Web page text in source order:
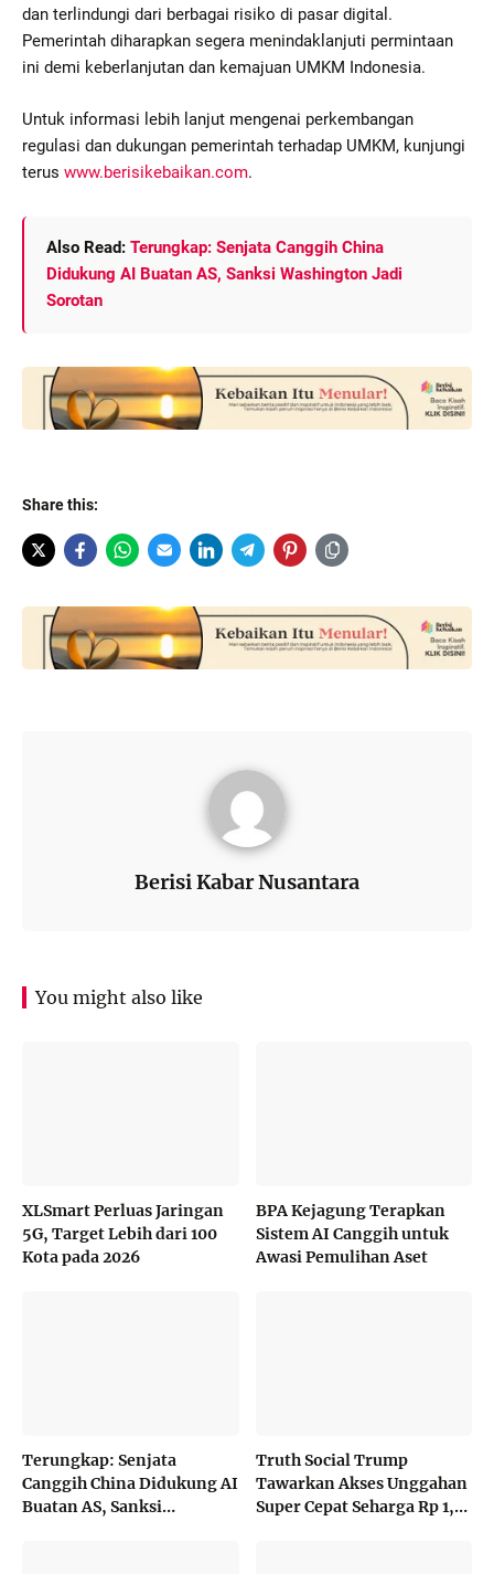
dan terlindungi dari berbagai risiko di pasar digital.
Pemerintah diharapkan segera menindaklanjuti permintaan
ini demi keberlanjutan dan kemajuan UMKM Indonesia.
Untuk informasi lebih lanjut mengenai perkembangan
regulasi dan dukungan pemerintah terhadap UMKM, kunjungi
terus www.berisikebaikan.com.
Also Read: Terungkap: Senjata Canggih China
Didukung AI Buatan AS, Sanksi Washington Jadi
Sorotan
Share this:
Berisi Kabar Nusantara
You might also like
XLSmart Perluas Jaringan
5G, Target Lebih dari 100
Kota pada 2026
BPA Kejagung Terapkan
Sistem AI Canggih untuk
Awasi Pemulihan Aset
Terungkap: Senjata
Canggih China Didukung AI
Buatan AS, Sanksi
Truth Social Trump
Tawarkan Akses Unggahan
Super Cepat Seharga Rp 1,8